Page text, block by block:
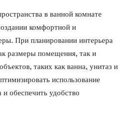
в ванной комнате
комфортной и
При планировании интерьера
размеры помещения, так и
таких как ванна, унитаз и
использование
и обеспечить удобство